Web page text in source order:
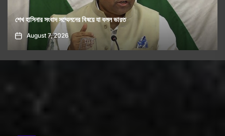
হামলা নয়, যুক্তরাষ্ট্রের সঙ্গে চুক্তি করতে চায় ইরান : ট্রাম্প
August 7, 2026